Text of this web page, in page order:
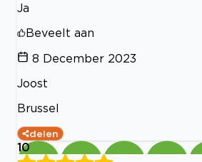
Ja
Beveelt aan
8 December 2023
Joost
Brussel
delen
10